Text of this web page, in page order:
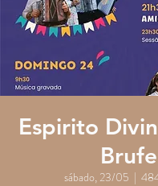
Espirito
Brufe
sábado, 23/05
  |